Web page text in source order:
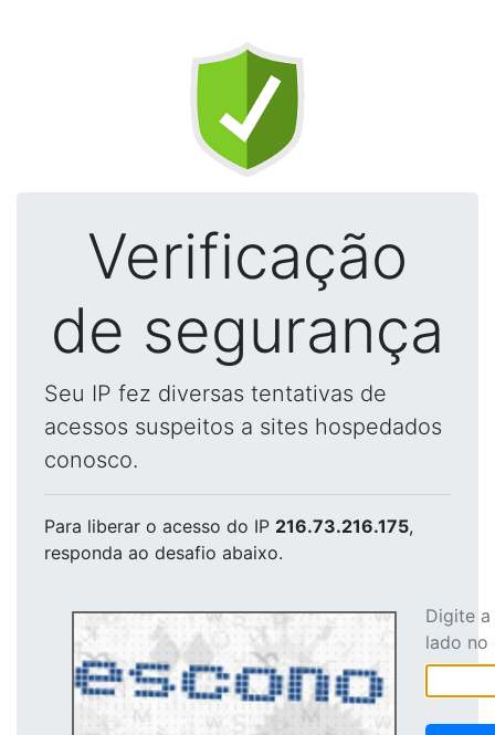
Verificação
de segurança
Seu IP fez diversas tentativas de
acessos suspeitos a sites hospedados
conosco.
Para liberar o acesso do IP 216.73.216.175,
responda ao desafio abaixo.
Digite
lado no